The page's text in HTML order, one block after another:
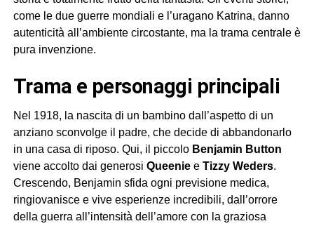
come le due guerre mondiali e l’uragano Katrina, danno
autenticità all’ambiente circostante, ma la trama centrale è
pura invenzione.
trama e personaggi principali
Nel 1918, la nascita di un bambino dall’aspetto di un
anziano sconvolge il padre, che decide di abbandonarlo
in una casa di riposo. Qui, il piccolo Benjamin Button
viene accolto dai generosi Queeniee Tizzy Weders.
Crescendo, Benjamin sfida ogni previsione medica,
ringiovanisce e vive esperienze incredibili, dall’orrore
della guerra all’intensità dell’amore con la graziosa